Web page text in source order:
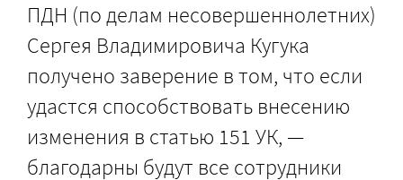
ПДН (по делам несовершеннолетних)
Сергея Владимировича Кугука
получено заверение в том, что если
удастся способствовать внесению
изменения в статью 151 УК, —
благодарны будут все сотрудники